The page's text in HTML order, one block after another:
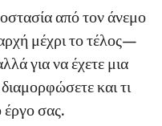
και πιο
κάλυψη
τρόπος
κατά τη
από τον άνεμο
μέχρι το τέλος—
για να έχετε μια
και τι
σας.